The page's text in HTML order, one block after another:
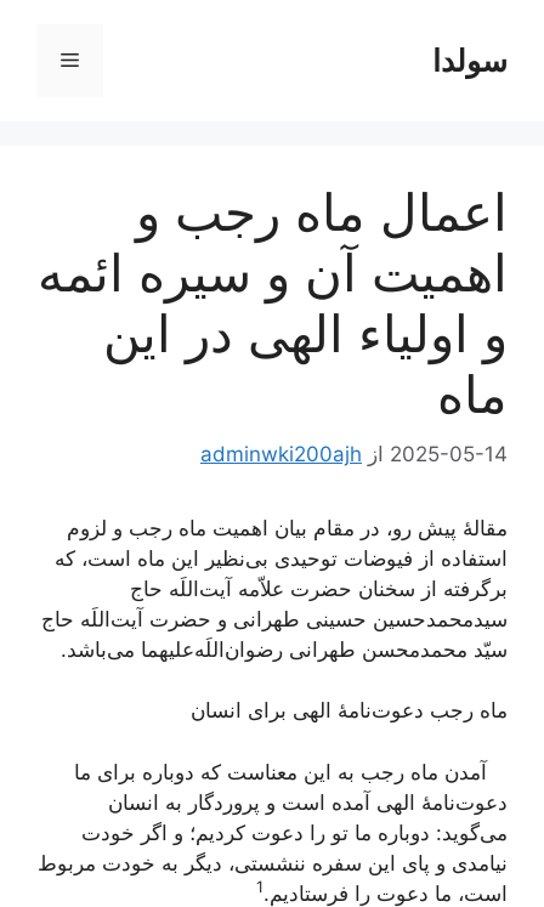
محتواسولدا فهرست
اعمال ماه رجب و
اهمیت آن و سیره ائمه
و اولیاء الهی در این
ماه
2025-05-14 از adminwki200ajh
مقالۀ پیش رو، در مقام بیان اهمیت ماه رجب و لزوم
استفاده از فیوضات توحیدی بی‌نظیر این ماه است، که
برگرفته از سخنان حضرت علاّمه آیت‌اللَه حاج
سیدمحمدحسین حسینی طهرانی و حضرت آیت‌اللَه حاج
سیّد محمدمحسن طهرانی رضوان‌اللَه‌علیهما می‌باشد.
ماه رجب دعوت‌نامۀ الهی برای انسان
آمدن ماه رجب به این معناست که دوباره برای ما
دعوت‌نامۀ الهی آمده است و پروردگار به انسان
می‌گوید: دوباره ما تو را دعوت کردیم؛ و اگر خودت
نیامدی و پای این سفره ننشستی، دیگر به خودت مربوط
است، ما دعوت را فرستادیم.1